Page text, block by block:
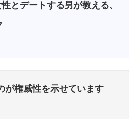
とデートする男が教える、
が権威性を示せています